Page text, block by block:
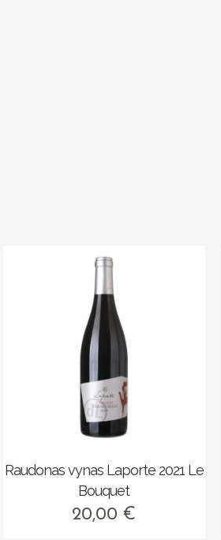
Raudonas vynas Laporte 2021 Le
Bouquet
20,00€